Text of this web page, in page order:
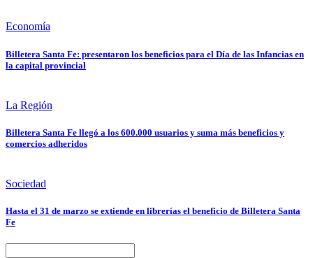
Economía
Billetera Santa Fe: presentaron los beneficios para el Día de las Infancias en
la capital provincial
La Región
Billetera Santa Fe llegó a los 600.000 usuarios y suma más beneficios y
comercios adheridos
Sociedad
Hasta el 31 de marzo se extiende en librerías el beneficio de Billetera Santa
Fe